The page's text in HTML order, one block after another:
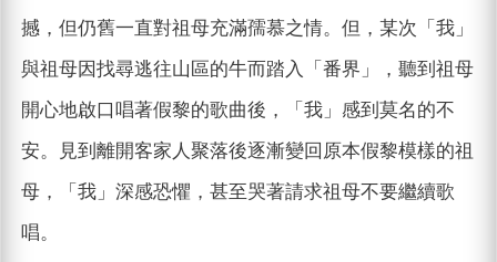
撼，但仍舊一直對祖母充滿孺慕之情。但，某次「我」
與祖母因找尋逃往山區的牛而踏入「番界」，聽到祖母
開心地啟口唱著假黎的歌曲後，「我」感到莫名的不
安。見到離開客家人聚落後逐漸變回原本假黎模樣的祖
母，「我」深感恐懼，甚至哭著請求祖母不要繼續歌
唱。